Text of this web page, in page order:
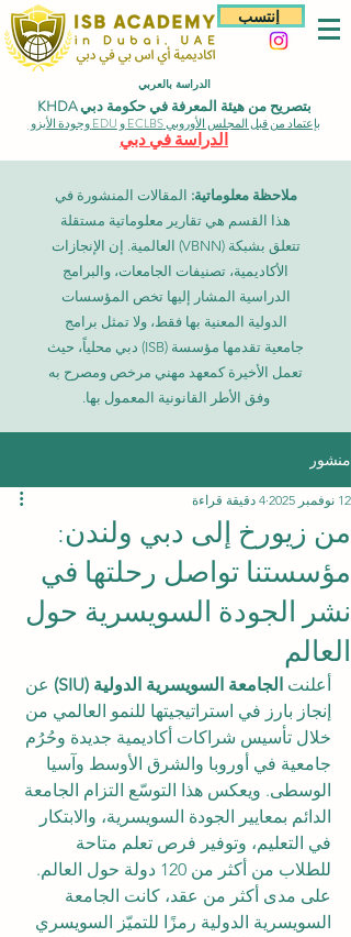
إنتسب
الدراسة بالعربي
بتصريح من هيئة المعرفة في حكومة دبي KHDA
بإعتماد من قبل المجلس الأوروبي ECLBS و EDU وجودة الأيزو
الدراسة في دبي
ملاحظة معلوماتية: المقالات المنشورة في
هذا القسم هي تقارير معلوماتية مستقلة
تتعلق بشبكة (VBNN) العالمية. إن الإنجازات
الأكاديمية، تصنيفات الجامعات، والبرامج
الدراسية المشار إليها تخص المؤسسات
الدولية المعنية بها فقط، ولا تمثل برامج
جامعية تقدمها مؤسسة (ISB) دبي محلياً، حيث
تعمل الأخيرة كمعهد مهني مرخص ومصرح به
وفق الأطر القانونية المعمول بها.
منشور
من زيورخ إلى دبي ولندن:
مؤسستنا تواصل رحلتها في
نشر الجودة السويسرية حول
العالم
12 نوفمبر 2025 4 دقيقة قراءة
أعلنت الجامعة السويسرية الدولية (SIU)
عن
إنجاز بارز في استراتيجيتها للنمو العالمي من
خلال تأسيس شراكات أكاديمية جديدة وحُرُم
جامعية في أوروبا والشرق الأوسط وآسيا
الوسطى. ويعكس هذا التوسّع التزام الجامعة
الدائم بمعايير الجودة السويسرية، والابتكار
في التعليم، وتوفير فرص تعلم متاحة
للطلاب من أكثر من 120 دولة حول العالم.
على مدى أكثر من عقد، كانت الجامعة
السويسرية الدولية رمزًا للتميّز السويسري